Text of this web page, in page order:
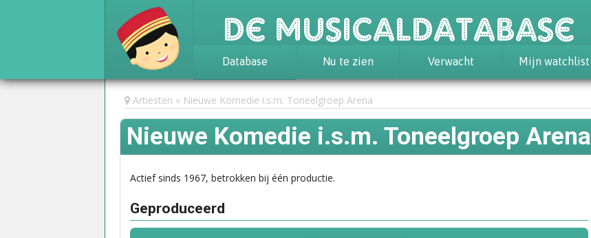
De Musicaldatabase
Database
Achtergrond
Awards
Statistieken
Nu te zien Verwacht Mijn watchlist
Artiesten Nieuwe Komedie i.s.m. Toneelgroep Arena
Nieuwe Komedie i.s.m. Toneelgroep Arena
Actief sinds 1967, betrokken bij één productie.
Geproduceerd